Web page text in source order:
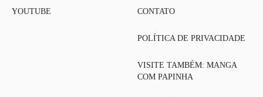
YOUTUBE CONTATO
POLÍTICA DE PRIVACIDADE
VISITE TAMBÉM: MANGA
COM PAPINHA